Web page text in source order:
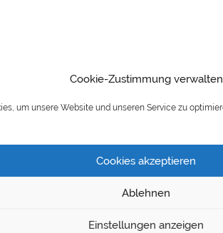
Cookie-Zustimmung verwalten
um unsere Website und unseren Service zu
Cookies akzeptieren
Ablehnen
Einstellungen anzeigen